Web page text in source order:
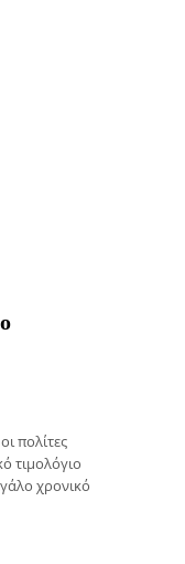
πολίτες
τιμολόγιο
χρονικό